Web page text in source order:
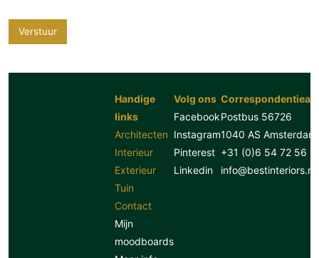
Verstuur
Handige
links
Architecten
Interieur
Exterieur
Tuin
Contact
Mijn
moodboards
Volg ons
Facebook
Instagram
Pinterest
Linkedin
Postbus 56726
1040 AS Amsterdam
+31 (0)6 54 72 56
info@bestinteriors.nl